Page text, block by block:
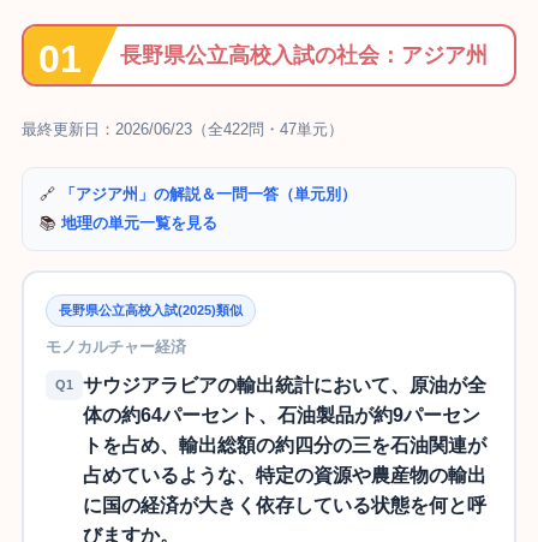
長野県公立高校入試の社会：アジア州
最終更新日：2026/06/23（全422問・47単元）
🔗
「アジア州」の解説＆一問一答（単元別）
📚 地理の単元一覧を見る
長野県公立高校入試(2025)類似
モノカルチャー経済
Q1
サウジアラビアの輸出統計において、原油が全
体の約64パーセント、石油製品が約9パーセン
トを占め、輸出総額の約四分の三を石油関連が
占めているような、特定の資源や農産物の輸出
に国の経済が大きく依存している状態を何と呼
びますか。